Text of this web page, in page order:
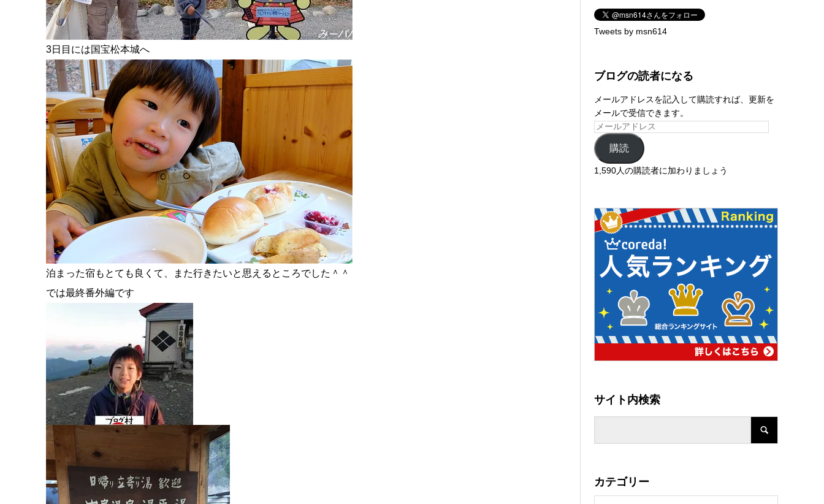
3日目には国宝松本城へ
泊まった宿もとても良くて、また行きたいと思えるところでした＾＾
では最終番外編です
Tweets by msn614
ブログの読者になる
メールアドレスを記入して購読すれば、更新を
メールで受信できます。
購読
1,590人の購読者に加わりましょう
サイト内検索
カテゴリー